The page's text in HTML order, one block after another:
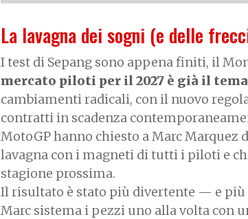
La lavagna dei sogni (e delle
I test di Sepang sono appena finiti, il
mercato piloti per il 2027 è già il
cambiamenti radicali, con il nuovo
contratti in scadenza
MotoGP hanno chiesto a Marc
lavagna con i magneti di tutti i piloti e
stagione prossima.
Il risultato è stato più divertente — e
Marc sistema i pezzi uno alla volta con